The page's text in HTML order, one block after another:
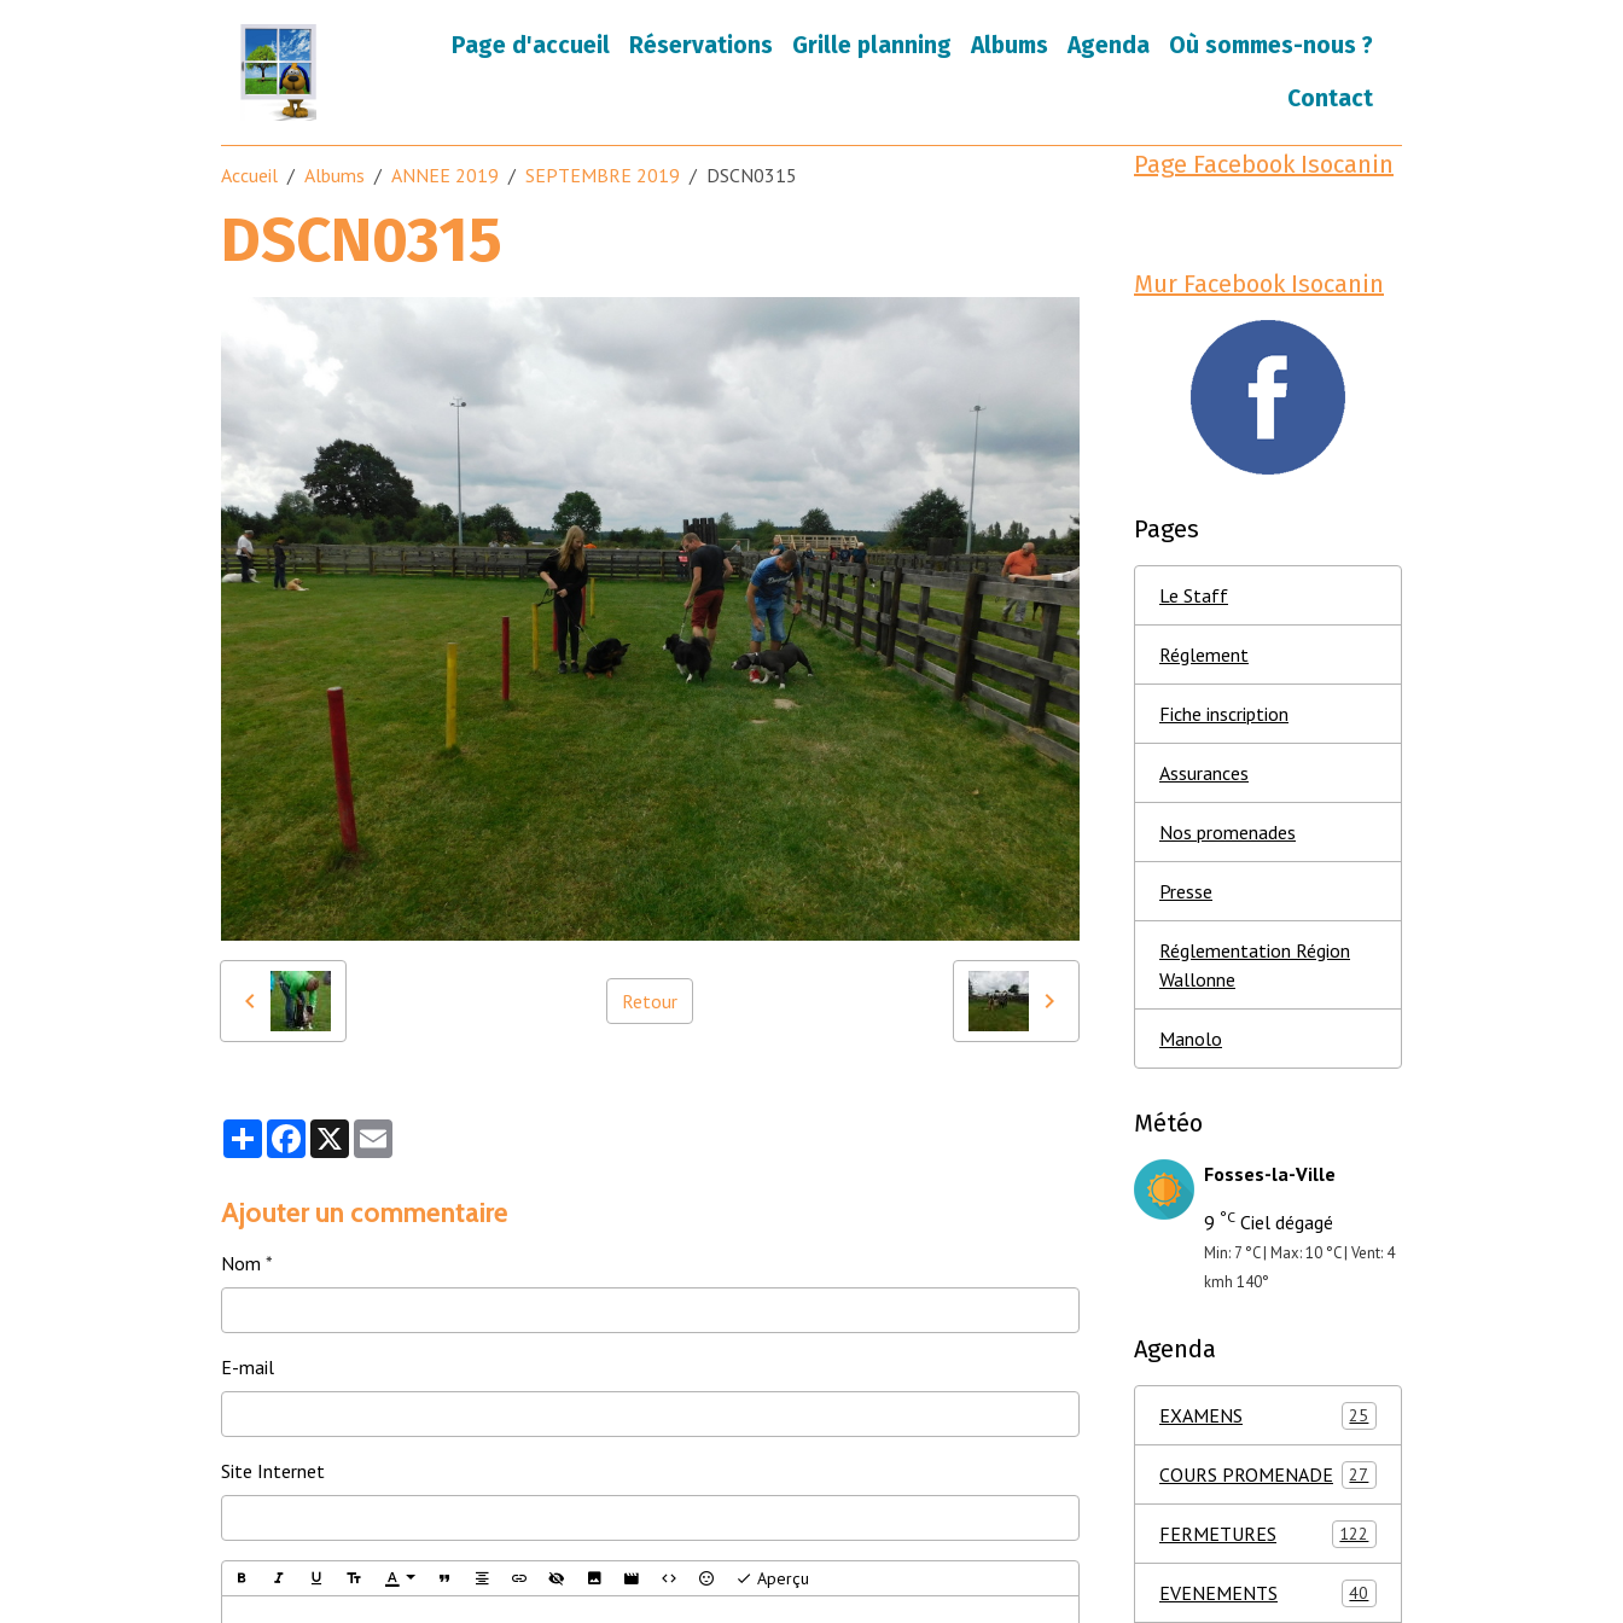
Page d'accueil Réservations Grille planning Albums Agenda
Où sommes-nous ?
Contact
Accueil Albums ANNEE 2019 SEPTEMBRE 2019 DSCN0315
DSCN0315
Retour
PartagerFacebook
X
Ajouter un commentaire
Nom
E-mail
Site Internet
Aperçu
Page Facebook Isocanin
Mur Facebook Isocanin
Pages
Le Staff
Réglement
Fiche inscription
Assurances
Nos promenades
Presse
Réglementation Région
Wallonne
Manolo
Météo
Fosses-la-Ville
9 °C Ciel dégagé
Min: 7 °C | Max: 10 °C | Vent: 4
kmh 140°
Agenda
EXAMENS 25
COURS PROMENADE 27
FERMETURES 122
EVENEMENTS 40